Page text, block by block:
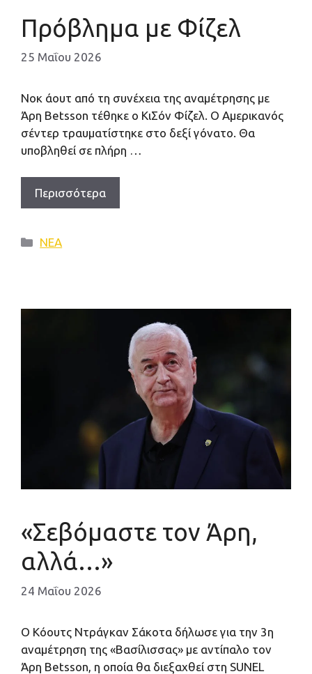
Πρόβλημα με Φίζελ
25 Μαΐου 2026
Νοκ άουτ από τη συνέχεια της αναμέτρησης με
Άρη Βetsson τέθηκε ο ΚιΣόν Φίζελ. Ο Αμερικανός
σέντερ τραυματίστηκε στο δεξί γόνατο. Θα
υποβληθεί σε πλήρη …
Περισσότερα
Κατηγορίες
ΝΕΑ
«Σεβόμαστε τον Άρη,
αλλά…»
24 Μαΐου 2026
O Kόουτς Ντράγκαν Σάκοτα δήλωσε για την 3η
αναμέτρηση της «Βασίλισσας» με αντίπαλο τον
Άρη Βetsson, η οποία θα διεξαχθεί στη SUNEL